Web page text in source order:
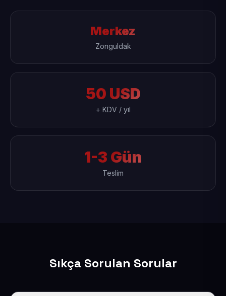
Merkez
Zonguldak
50 USD
+ KDV / yıl
1-3 Gün
Teslim
Sıkça Sorulan Sorular